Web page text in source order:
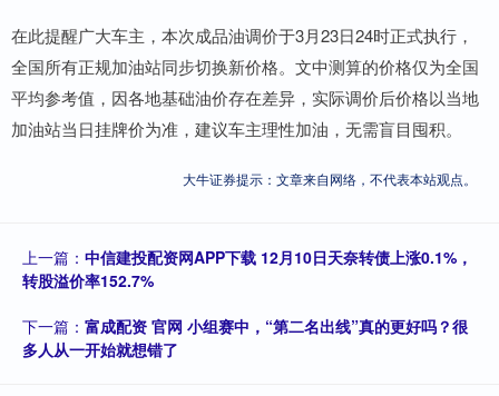
在此提醒广大车主，本次成品油调价于3月23日24时正式执行，
全国所有正规加油站同步切换新价格。文中测算的价格仅为全国
平均参考值，因各地基础油价存在差异，实际调价后价格以当地
加油站当日挂牌价为准，建议车主理性加油，无需盲目囤积。
大牛证券提示：文章来自网络，不代表本站观点。
上一篇： 中信建投配资网APP下载 12月10日天奈转债上涨0.1%，
转股溢价率152.7%
下一篇： 富成配资 官网 小组赛中，“第二名出线”真的更好吗？很
多人从一开始就想错了